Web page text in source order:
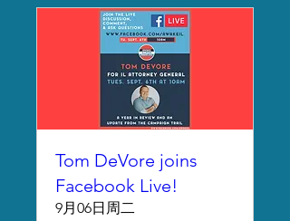
Tom DeVore joins
Facebook Live!
9月06日周二